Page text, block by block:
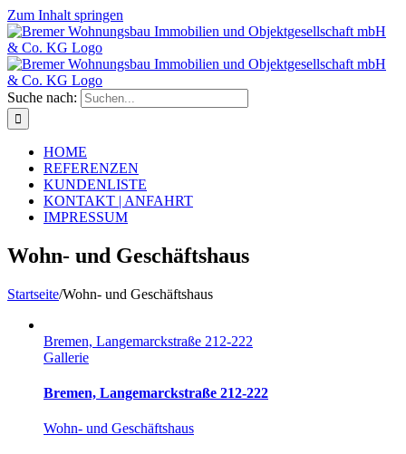
Zum Inhalt springen
Suche nach:
HOME
REFERENZEN
KUNDENLISTE
KONTAKT | ANFAHRT
IMPRESSUM
Wohn- und Geschäftshaus
Startseite/Wohn- und Geschäftshaus
Bremen, Langemarckstraße 212-222
Gallerie
Bremen, Langemarckstraße 212-222
Wohn- und Geschäftshaus